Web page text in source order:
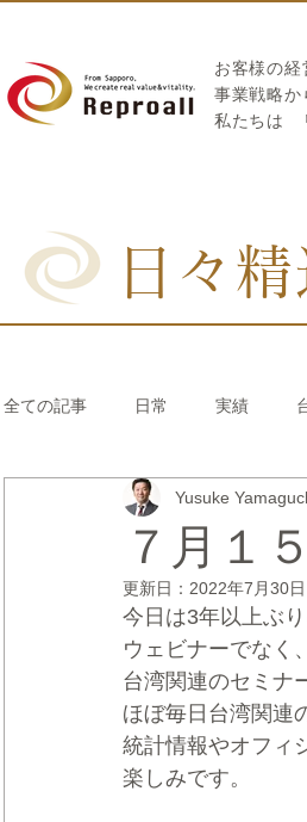
お客様の
事業戦略か
私たちは
日々精
全ての記事 日常 実績
リブランディング® さとう
CRMブランディング® デジ
７月１
Yusuke
更新日： 2022年7月30日
今日は3年以上ぶ
ウェビナーでなく
台湾関連のセミナ
ほぼ毎日台湾関連
統計情報やオフィ
楽しみです。